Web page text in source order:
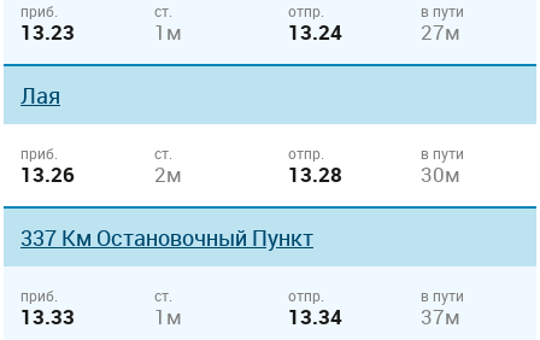
приб.
13.23
ст.
1м
отпр.
13.24
в пути
27м
Лая
приб.
13.26
ст.
2м
отпр.
13.28
в пути
30м
337 Км Остановочный Пункт
приб.
13.33
ст.
1м
отпр.
13.34
в пути
37м